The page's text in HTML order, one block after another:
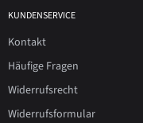
KUNDENSERVICE
Kontakt
Häufige Fragen
Widerrufsrecht
Widerrufsformular